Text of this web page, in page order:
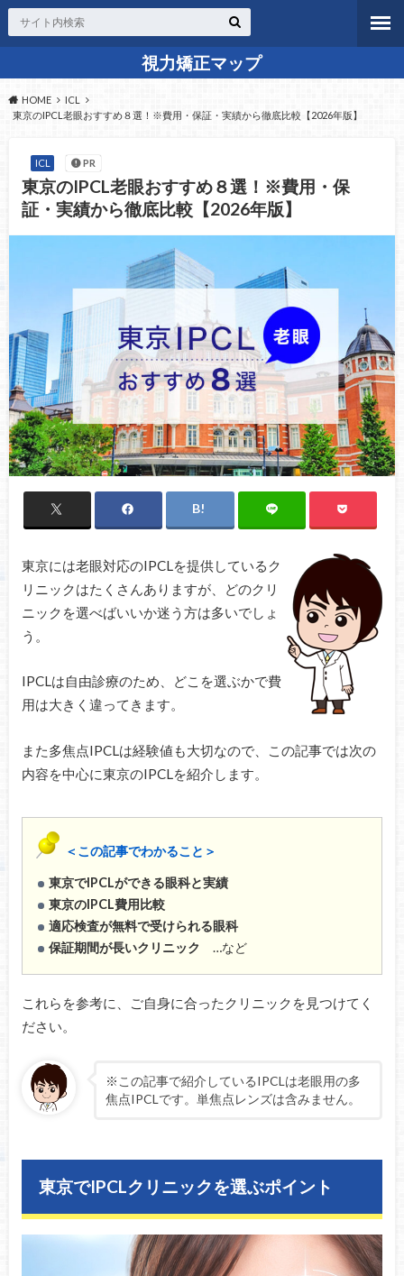
視力矯正マップ
HOME
ICL
東京のIPCL老眼おすすめ８選！※費用・保証・実績から徹底比較【2026年版】
ICL PR
東京のIPCL老眼おすすめ８選！※費用・保
証・実績から徹底比較【2026年版】
東京には老眼対応のIPCLを提供しているク
リニックはたくさんありますが、どのクリ
ニックを選べばいいか迷う方は多いでしょ
う。
IPCLは自由診療のため、どこを選ぶかで費
用は大きく違ってきます。
また多焦点IPCLは経験値も大切なので、この記事では次の
内容を中心に東京のIPCLを紹介します。
＜この記事でわかること＞
東京でIPCLができる眼科と実績
東京のIPCL費用比較
適応検査が無料で受けられる眼科
保証期間が長いクリニック
…など
これらを参考に、ご自身に合ったクリニックを見つけてく
ださい。
※この記事で紹介しているIPCLは老眼用の多
焦点IPCLです。単焦点レンズは含みません。
東京でIPCLクリニックを選ぶポイント